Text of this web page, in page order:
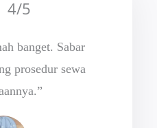
4/5
banget. Sabar
prosedur sewa